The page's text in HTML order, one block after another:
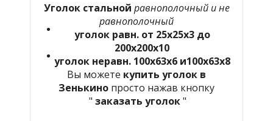
Уголок стальной равнополочный и не
равнополочный
уголок равн. от 25х25х3 до
200х200х10
уголок неравн. 100х63х6 и100х63х8
Вы можете купить уголок в
Зенькино просто нажав кнопку
" заказать уголок"